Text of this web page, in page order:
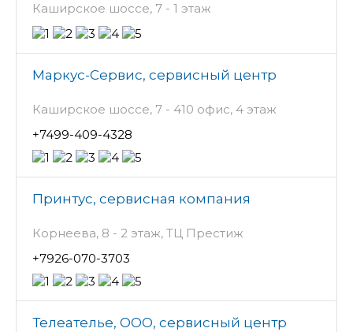
Каширское шоссе, 7 - 1 этаж
Маркус-Сервис, сервисный центр
Каширское шоссе, 7 - 410 офис, 4 этаж
+7499-409-4328
Принтус, сервисная компания
Корнеева, 8 - 2 этаж, ТЦ Престиж
+7926-070-3703
Телеателье, ООО, сервисный центр